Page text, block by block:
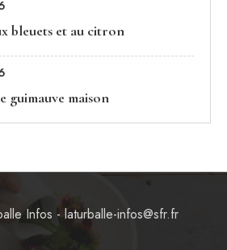
bleuets et au citron
guimauve maison
Infos - laturballe-infos@sfr.fr